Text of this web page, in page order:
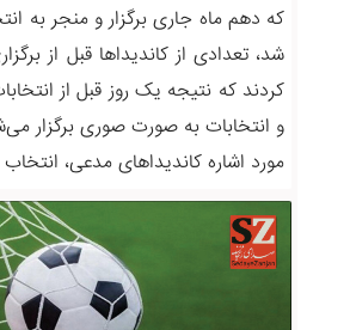
که دهم ماه جاری برگزار و منجر به
شد، تعدادی از کاندیداها قبل از
کردند که نتیجه یک روز قبل از
و انتخابات به صورت صوری برگزار
مورد اشاره کاندیداهای مدعی،